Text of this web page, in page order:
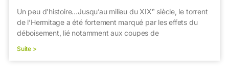
Un peu d’histoire…Jusqu’au milieu du XIXᵉ siècle, le torrent
de l’Hermitage a été fortement marqué par les effets du
déboisement, lié notamment aux coupes de
Suite >